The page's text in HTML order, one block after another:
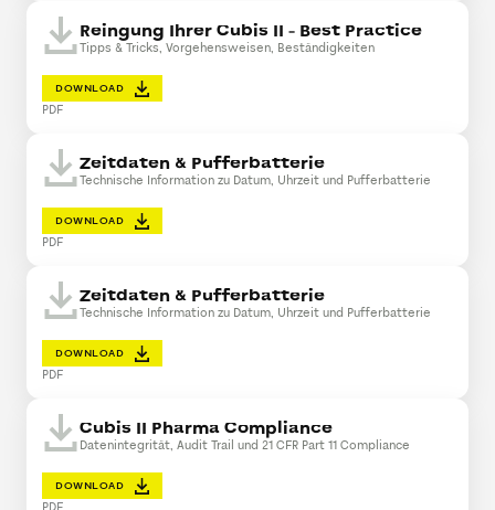
Reingung Ihrer Cubis II - Best Practice
Tipps & Tricks, Vorgehensweisen, Beständigkeiten
DOWNLOAD
PDF
Zeitdaten & Pufferbatterie
Technische Information zu Datum, Uhrzeit und Pufferbatterie
DOWNLOAD
PDF
Zeitdaten & Pufferbatterie
Technische Information zu Datum, Uhrzeit und Pufferbatterie
DOWNLOAD
PDF
Cubis II Pharma Compliance
Datenintegrität, Audit Trail und 21 CFR Part 11 Compliance
DOWNLOAD